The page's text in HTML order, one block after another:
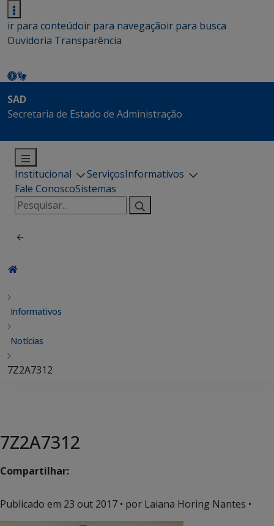
ir para conteúdoir para navegaçãoir para busca
Ouvidoria Transparência
SAD
Secretaria de Estado de Administração
Institucional ServiçosInformativos
Fale ConoscoSistemas
Pesquisar
por:
Informativos
Notícias
7Z2A7312
7Z2A7312
Compartilhar:
Publicado em 23 out 2017 • por Laiana Horing Nantes •